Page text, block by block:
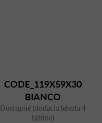
CODE_119X59X30
BIANCO
Dostupné (dodacia lehota 4
týždne)